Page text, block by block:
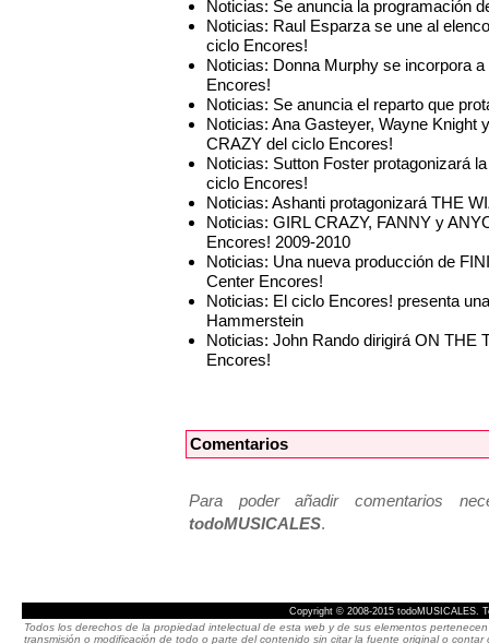
Noticias: Se anuncia la programación
Noticias: Raul Esparza se une al
ciclo Encores!
Noticias: Donna Murphy se incorpora
Encores!
Noticias: Se anuncia el reparto que
Noticias: Ana Gasteyer, Wayne Knight
CRAZY del ciclo Encores!
Noticias: Sutton Foster protagonizará
ciclo Encores!
Noticias: Ashanti protagonizará THE
Noticias: GIRL CRAZY, FANNY y
Encores! 2009-2010
Noticias: Una nueva producción de
Center Encores!
Noticias: El ciclo Encores! presenta
Hammerstein
Noticias: John Rando dirigirá ON THE
Encores!
Comentarios
Para poder añadir comentarios
todoMUSICALES.
Copyright © 2008-2015 todoMUSICALES.
Todos los derechos de la propiedad intelectual de esta web y de sus elementos
transmisión o modificación de todo o parte del contenido sin citar la fuente original o